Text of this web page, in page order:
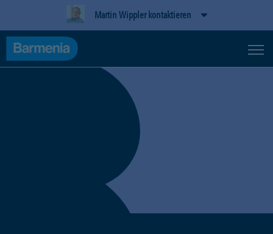
Martin Wippler kontaktieren